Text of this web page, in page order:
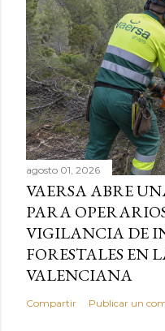
agosto 01, 2026
VAERSA ABRE
PARA
VIGILANCIA DE
FORESTALES EN
VALENCIANA
Compartir Publicar un